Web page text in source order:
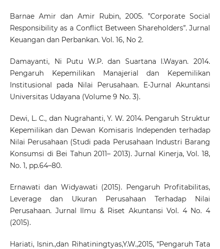
Barnae Amir dan Amir Rubin, 2005. ”Corporate Social
Responsibility as a Conflict Between Shareholders”. Jurnal
Keuangan dan Perbankan. Vol. 16, No 2.
Damayanti, Ni Putu W.P. dan Suartana I.Wayan. 2014.
Pengaruh Kepemilikan Manajerial dan Kepemilikan
Institusional pada Nilai Perusahaan. E-Jurnal Akuntansi
Universitas Udayana (Volume 9 No. 3).
Dewi, L. C., dan Nugrahanti, Y. W. 2014. Pengaruh Struktur
Kepemilikan dan Dewan Komisaris Independen terhadap
Nilai Perusahaan (Studi pada Perusahaan Industri Barang
Konsumsi di Bei Tahun 2011– 2013). Jurnal Kinerja, Vol. 18,
No. 1, pp.64–80.
Ernawati dan Widyawati (2015). Pengaruh Profitabilitas,
Leverage dan Ukuran Perusahaan Terhadap Nilai
Perusahaan. Jurnal Ilmu & Riset Akuntansi Vol. 4 No. 4
(2015).
Hariati, Isnin.,dan Rihatiningtyas,Y.W.,2015, “Pengaruh Tata